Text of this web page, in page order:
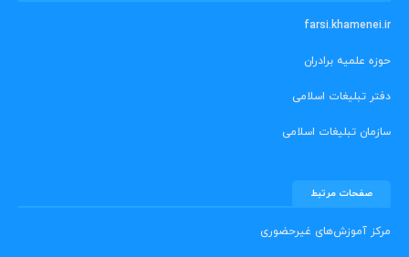
farsi.khamenei.ir
حوزه علمیه برادران
دفتر تبلیغات اسلامی
سازمان تبلیغات اسلامی
صفحات مرتبط
مرکز آموزش‌های غیرحضوری